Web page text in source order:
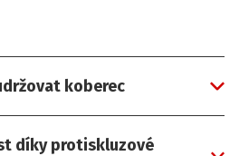
koberec
díky protiskluzové